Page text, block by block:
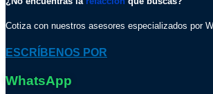
Cotiza con nuestros asesores especializados por
ESCRÍBENOS POR
WhatsApp